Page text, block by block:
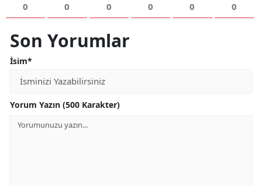
0 0 0 0 0 0
Son Yorumlar
İsim*
Yorum Yazın (500 Karakter)